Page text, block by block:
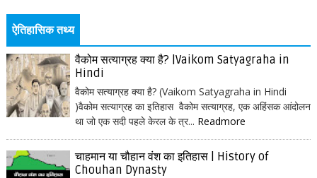
ऐतिहासिक तथ्य
वैकोम सत्याग्रह क्या है? |Vaikom Satyagraha in
Hindi
वैकोम सत्याग्रह क्या है? (Vaikom Satyagraha in Hindi
)वैकोम सत्याग्रह का इतिहास वैकोम सत्याग्रह, एक अहिंसक आंदोलन
था जो एक सदी पहले केरल के त्र... Readmore
चाहमान या चौहान वंश का इतिहास | History of
Chouhan Dynasty